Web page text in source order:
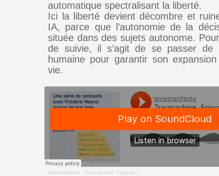
automatique spectralisant la liberté.
Ici la liberté devient décombre et
IA, parce que l’autonomie de la
située dans des sujets autonome.
de suivie, il s’agit de se passer de
humaine pour garantir son
vie.
laviemanifeste · Traumachine. Episode 1